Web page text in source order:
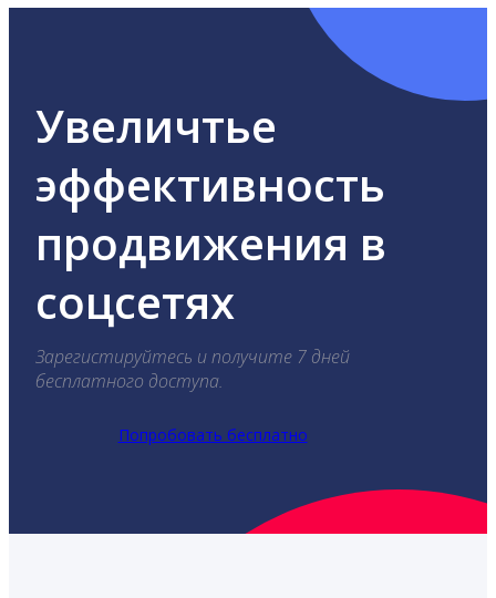
Увеличтье
эффективность
продвижения в
соцсетях
Зарегистируйтесь и получите 7 дней
бесплатного доступа.
Попробовать бесплатно